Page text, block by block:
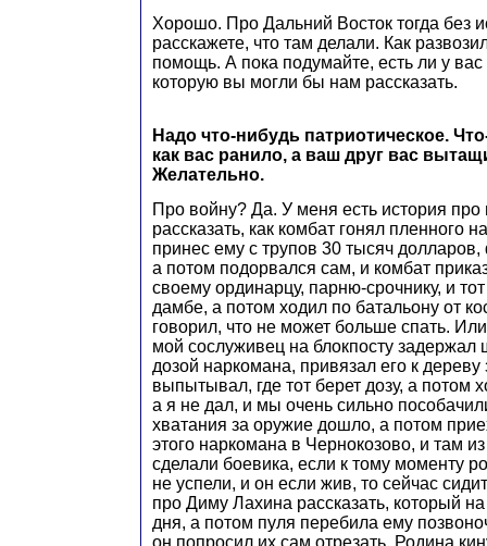
Хорошо. Про Дальний Восток тогда без
расскажете, что там делали. Как
помощь. А пока подумайте, есть ли у вас
которую вы могли бы нам рассказать.
Надо что-нибудь патриотическое.
как вас ранило, а ваш друг вас
Желательно.
Про войну? Да. У меня есть история про
рассказать, как комбат гонял пленного
принес ему с трупов 30 тысяч
а потом подорвался сам, и комбат
своему ординарцу, парню-срочнику, и
дамбе, а потом ходил по батальону от
говорил, что не может больше спать. Или
мой сослуживец на блокпосту
дозой наркомана, привязал его к дереву
выпытывал, где тот берет дозу, а потом
а я не дал, и мы очень сильно
хватания за оружие дошло, а потом
этого наркомана в Чернокозово, и там
сделали боевика, если к тому моменту
не успели, и он если жив, то сейчас
про Диму Лахина рассказать, который
дня, а потом пуля перебила ему
он попросил их сам отрезать, Родина